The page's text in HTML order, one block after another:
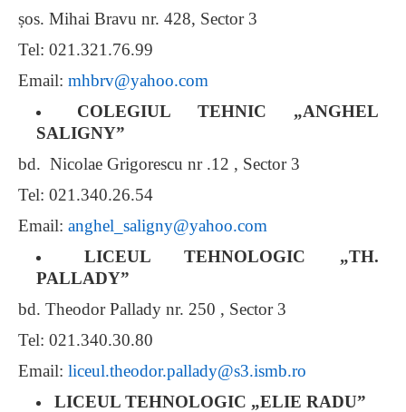
șos. Mihai Bravu nr. 428, Sector 3
Tel: 021.321.76.99
Email: mhbrv@yahoo.com
COLEGIUL TEHNIC „ANGHEL
SALIGNY”
bd. Nicolae Grigorescu nr .12 , Sector 3
Tel: 021.340.26.54
Email: anghel_saligny@yahoo.com
LICEUL TEHNOLOGIC „TH.
PALLADY”
bd. Theodor Pallady nr. 250 , Sector 3
Tel: 021.340.30.80
Email: liceul.theodor.pallady@s3.ismb.ro
LICEUL TEHNOLOGIC „ELIE RADU”